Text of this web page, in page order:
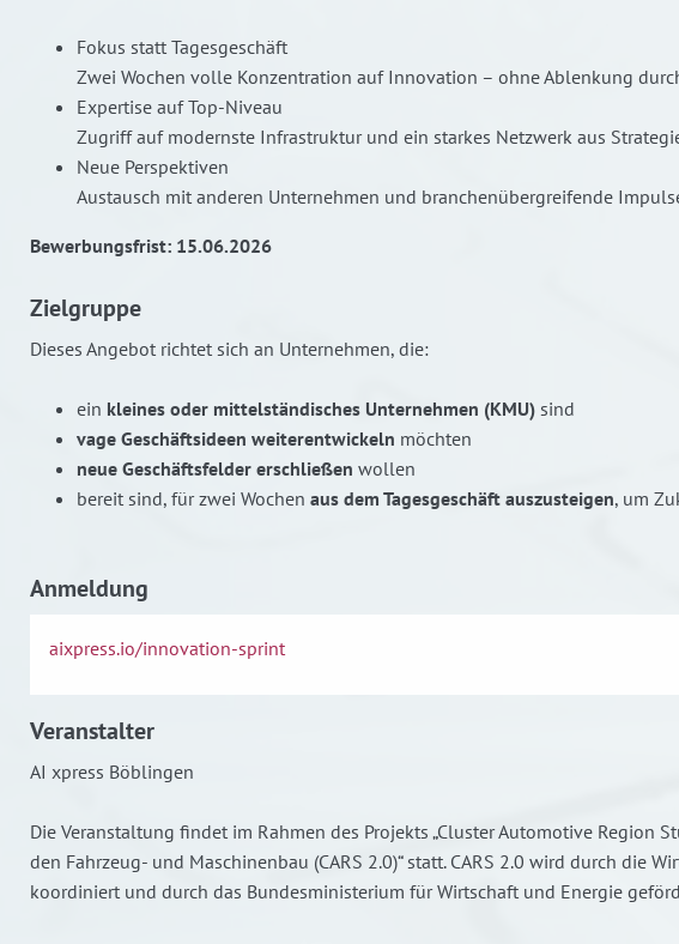
Fokus statt Tagesgeschäft
Zwei Wochen volle Konzentration auf Innovation – ohne Ablenkung
Expertise auf Top-Niveau
Zugriff auf modernste Infrastruktur und ein starkes Netzwerk aus
Neue Perspektiven
Austausch mit anderen Unternehmen und branchenübergreifende
Bewerbungsfrist: 15.06.2026
Zielgruppe
Dieses Angebot richtet sich an Unternehmen, die:
ein kleines oder mittelständisches Unternehmen (KMU) sind
vage Geschäftsideen weiterentwickeln möchten
neue Geschäftsfelder erschließen wollen
bereit sind, für zwei Wochenaus dem Tagesgeschäft auszusteigen, um
Anmeldung
aixpress.io/innovation-sprint
Veranstalter
AI xpress Böblingen
Die Veranstaltung findet im Rahmen des Projekts „Cluster Automotive Region
den Fahrzeug- und Maschinenbau (CARS 2.0)“ statt. CARS 2.0 wird durch die
koordiniert und durch das Bundesministerium für Wirtschaft und Energie